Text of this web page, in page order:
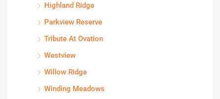
Highland Ridge
Parkview Reserve
Tribute At Ovation
Westview
Willow Ridge
Winding Meadows